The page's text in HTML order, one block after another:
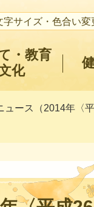
字サイズ・色合い変
・教育
化
ース（2014年〈